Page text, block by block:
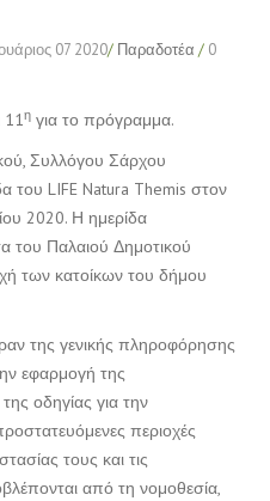
07 2020/ Παραδοτέα / 0
11η για το πρόγραμμα.
Συλλόγου Σάρχου
του LIFE Natura Themis στον
2020. Η ημερίδα
του Παλαιού Δημοτικού
των κατοίκων του δήμου
της γενικής πληροφόρησης
εφαρμογή της
οδηγίας για την
περιοχές
τους και τις
από τη νομοθεσία,